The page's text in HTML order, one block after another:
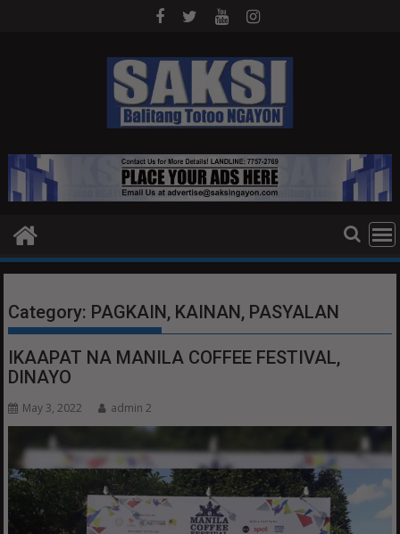
Category: PAGKAIN, KAINAN, PASYALAN
IKAAPAT NA MANILA COFFEE FESTIVAL,
DINAYO
May 3, 2022 admin 2